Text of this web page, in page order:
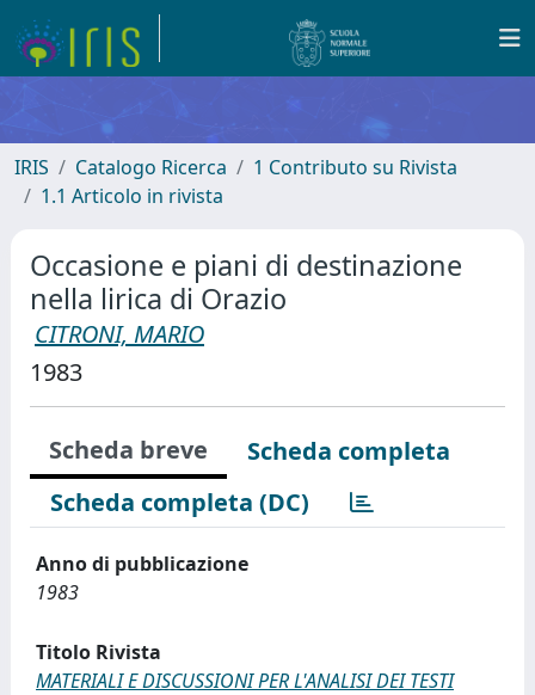
IRIS Catalogo Ricerca
1 Contributo su Rivista
1.1 Articolo in rivista
Occasione e piani di destinazione
nella lirica di Orazio
CITRONI, MARIO
1983
Scheda breve
Scheda completa
Scheda completa (DC)
Anno di pubblicazione
1983
Titolo Rivista
MATERIALI E DISCUSSIONI PER L'ANALISI DEI TESTI